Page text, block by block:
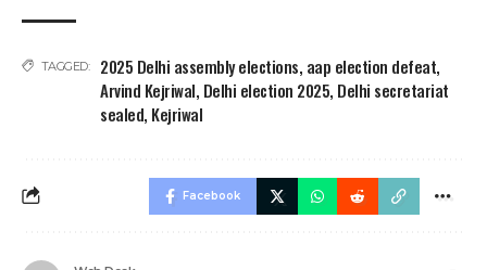
TAGGED: 2025 Delhi assembly elections, aap election defeat,
Arvind Kejriwal, Delhi election 2025, Delhi secretariat
sealed, Kejriwal
Facebook